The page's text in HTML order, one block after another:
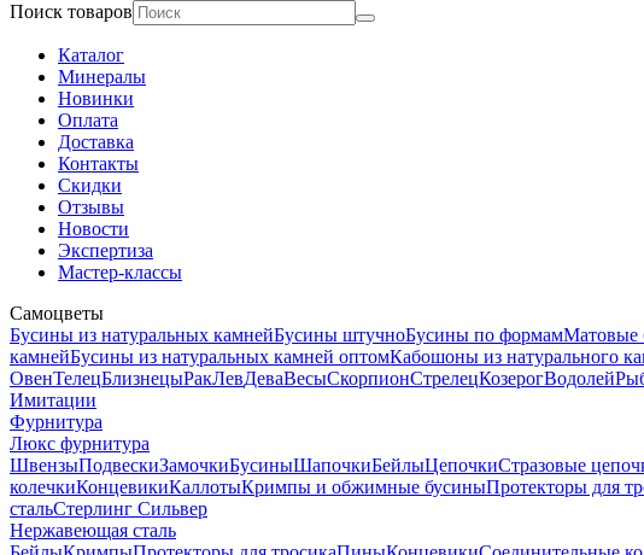
Поиск товаров
Каталог
Минералы
Новинки
Оплата
Доставка
Контакты
Скидки
Отзывы
Новости
Экспертиза
Мастер-классы
Самоцветы
Бусины из натуральных камнейБусины штучноБусины по формамМатовые
камнейБусины из натуральных камней оптомКабошоны из натурального
ОвенТелецБлизнецыРакЛевДеваВесыСкорпионСтрелецКозерогВодолей
Имитации
Фурнитура
Люкс фурнитура
ШвензыПодвескиЗамочкиБусиныШапочкиБейлыЦепочкиСтразовые
колечкиКонцевикиКаллотыКримпы и обжимные бусиныПротекторы для
стальСтерлинг Сильвер
Нержавеющая сталь